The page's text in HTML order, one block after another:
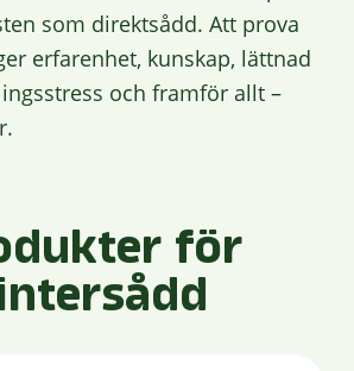
som direktsådd. Att prova
erfarenhet, kunskap, lättnad
och framför allt –
för